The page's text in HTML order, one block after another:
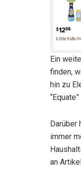
Ein
finden,
hin zu
Darüber
immer
an